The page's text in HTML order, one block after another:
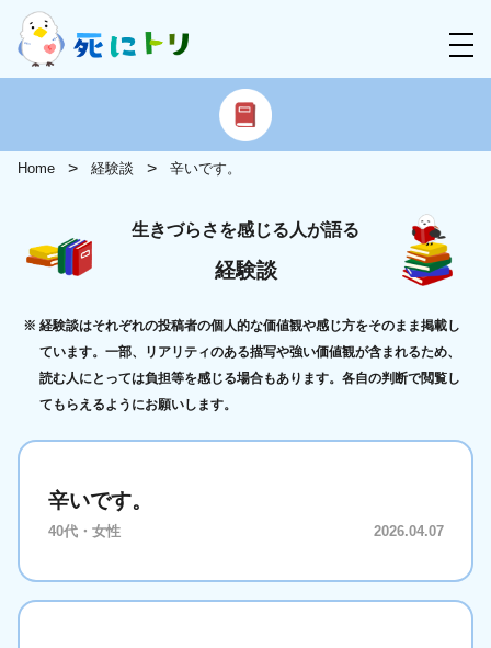
Home 経験談 辛いです。
生きづらさを感じる人が語る
経験談
経験談はそれぞれの投稿者の個人的な価値観や感じ方をそのまま掲載し
ています。一部、リアリティのある描写や強い価値観が含まれるため、
読む人にとっては負担等を感じる場合もあります。各自の判断で閲覧し
てもらえるようにお願いします。
辛いです。
40代・女性 2026.04.07